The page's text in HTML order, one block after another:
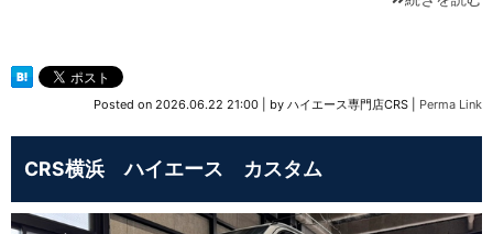
Posted on 2026.06.22 21:00 by ハイエース専門店CRS Perma Link
CRS横浜 ハイエース カスタム